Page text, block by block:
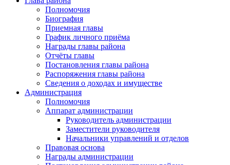
Полномочия
Биография
Приемная главы
График личного приёма
Награды главы района
Отчёты главы
Постановления главы района
Распоряжения главы района
Сведения о доходах и имуществе
Администрация
Полномочия
Аппарат администрации
Руководитель администрации
Заместители руководителя
Начальники управлений и отделов
Правовая основа
Награды администрации